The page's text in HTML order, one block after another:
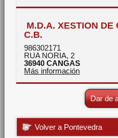
M.D.A. XESTION DE
C.B.
986302171
RUA NORIA, 2
36940 CANGAS
Más información
Dar de
Volver a Pontevedra